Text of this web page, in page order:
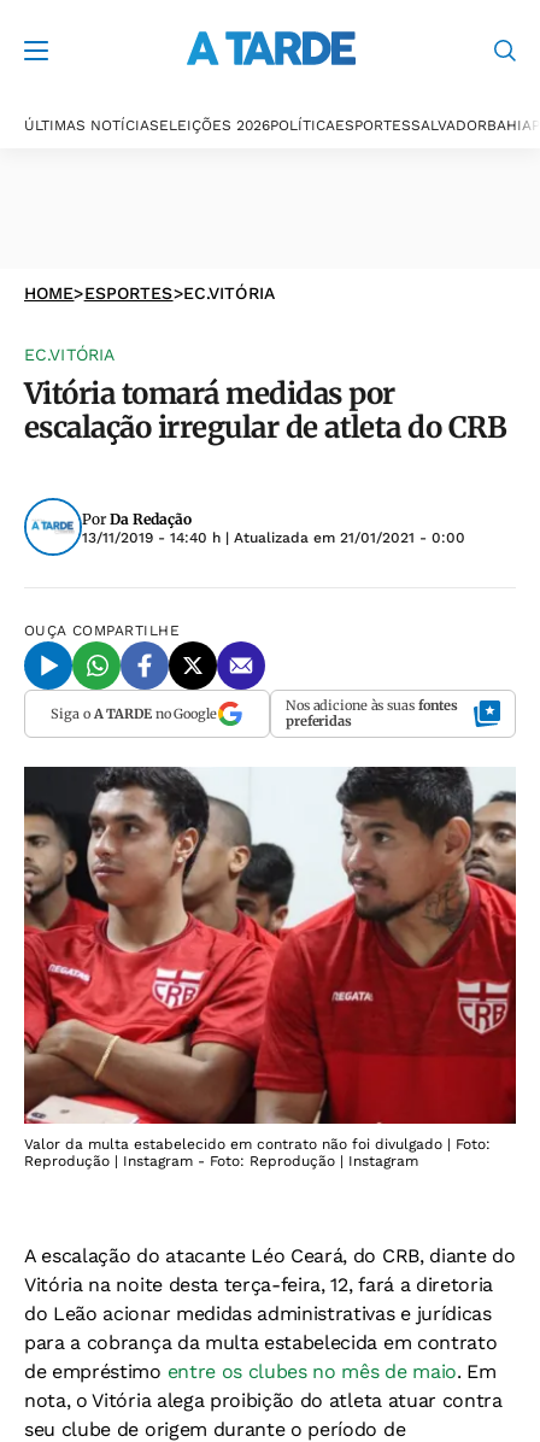
ÚLTIMAS NOTÍCIASELEIÇÕES 2026POLÍTICAESPORTESSALVADORBAHIA
HOME>ESPORTES>EC.VITÓRIA
EC.VITÓRIA
Vitória tomará medidas por
escalação irregular de atleta do CRB
Por Da Redação
13/11/2019 - 14:40 h | Atualizada em 21/01/2021 - 0:00
OUÇA COMPARTILHE
Siga o A TARDEno Google Nos adicione às suas fontes
preferidas
Valor da multa estabelecido em contrato não foi divulgado | Foto:
Reprodução | Instagram - Foto: Reprodução | Instagram
A escalação do atacante Léo Ceará, do CRB, diante do
Vitória na noite desta terça-feira, 12, fará a diretoria
do Leão acionar medidas administrativas e jurídicas
para a cobrança da multa estabelecida em contrato
de empréstimo entre os clubes no mês de maio. Em
nota, o Vitória alega proibição do atleta atuar contra
seu clube de origem durante o período de